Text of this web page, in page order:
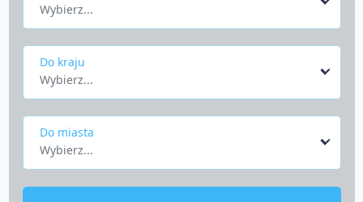
Wybierz...
Do kraju
Wybierz...
Do miasta
Wybierz...